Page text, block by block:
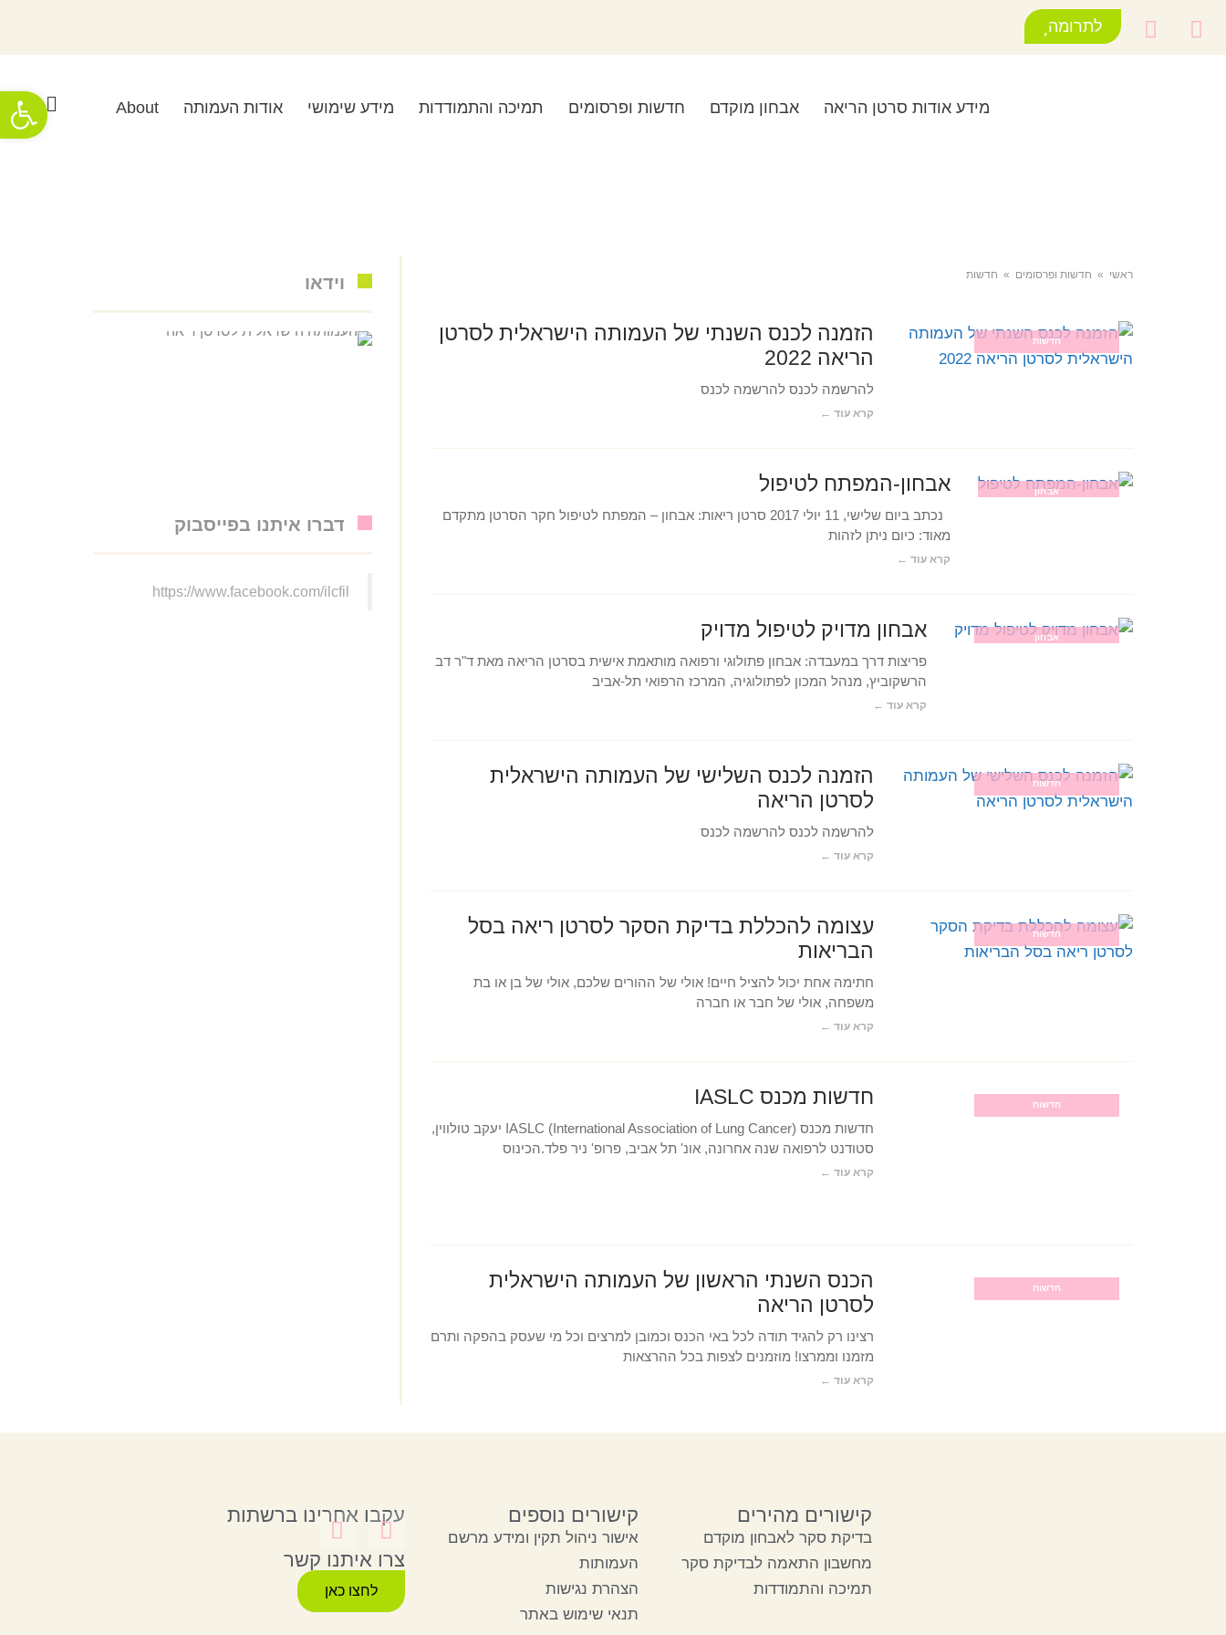
לתרומה
מידע אודות סרטן הריאה אבחון מוקדם חדשות ופרסומים תמיכה והתמודדות מידע שימושי אודות העמותה About
ראשי » חדשות ופרסומים » חדשות
חדשות
הזמנה לכנס השנתי של העמותה הישראלית לסרטן
הריאה 2022
להרשמה לכנס להרשמה לכנס
קרא עוד ←
אבחון אבחון-המפתח לטיפול
נכתב ביום שלישי, 11 יולי 2017 סרטן ריאות: אבחון – המפתח לטיפול חקר הסרטן מתקדם
מאוד: כיום ניתן לזהות
קרא עוד ←
אבחון אבחון מדויק לטיפול מדויק
פריצות דרך במעבדה: אבחון פתולוגי ורפואה מותאמת אישית בסרטן הריאה מאת ד"ר דב
הרשקוביץ, מנהל המכון לפתולוגיה, המרכז הרפואי תל-אביב
קרא עוד ←
חדשות
הזמנה לכנס השלישי של העמותה הישראלית
לסרטן הריאה
להרשמה לכנס להרשמה לכנס
קרא עוד ←
חדשות
עצומה להכללת בדיקת הסקר לסרטן ריאה בסל
הבריאות
חתימה אחת יכול להציל חיים! אולי של ההורים שלכם, אולי של בן או בת
משפחה, אולי של חבר או חברה
קרא עוד ←
חדשות חדשות מכנס IASLC
חדשות מכנס IASLC (International Association of Lung Cancer) יעקב טולווין,
סטודנט לרפואה שנה אחרונה, אונ' תל אביב, פרופ' ניר פלד.הכינוס
קרא עוד ←
חדשות
הכנס השנתי הראשון של העמותה הישראלית
לסרטן הריאה
רצינו רק להגיד תודה לכל באי הכנס וכמובן למרצים וכל מי שעסק בהפקה ותרם
מזמנו וממרצו! מוזמנים לצפות בכל ההרצאות
קרא עוד ←
וידאו
דברו איתנו בפייסבוק
https://www.facebook.com/ilcfil
קישורים מהירים
בדיקת סקר לאבחון מוקדם
מחשבון התאמה לבדיקת סקר
תמיכה והתמודדות
קישורים נוספים
אישור ניהול תקין ומידע מרשם
העמותות
הצהרת נגישות
תנאי שימוש באתר
עקבו אחרינו ברשתות
צרו איתנו קשר
לחצו כאן
פתח